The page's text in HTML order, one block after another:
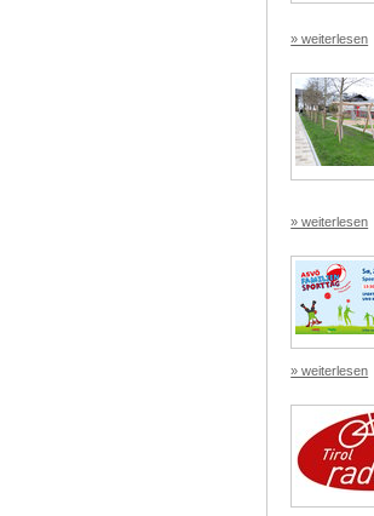
» weiterlesen
» weiterlesen
» weiterlesen